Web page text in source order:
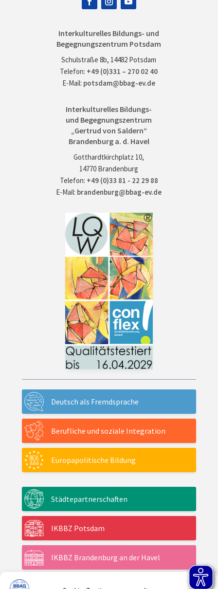
Interkulturelles Bildungs- und
Begegnungszentrum Potsdam
Schulstraße 8b, 14482 Potsdam
Telefon: +49 (0)331 – 270 02 40
E-Mail: potsdam@bbag-ev.de
Interkulturelles Bildungs-
und Begegnungszentrum
„Gertrud von Saldern“
Brandenburg a. d. Havel
Gotthardtkirchplatz 10,
14770 Brandenburg
Telefon: +49 (0)33 81 - 22 29 88
E-Mail: brandenburg@bbag-ev.de
Deutsch als Fremdsprache
Berufliche und soziale Integration
Europapolitische Bildung
Städtepartnerschaften
IKBBZ Potsdam
IKBBZ Brandenburg an der Havel